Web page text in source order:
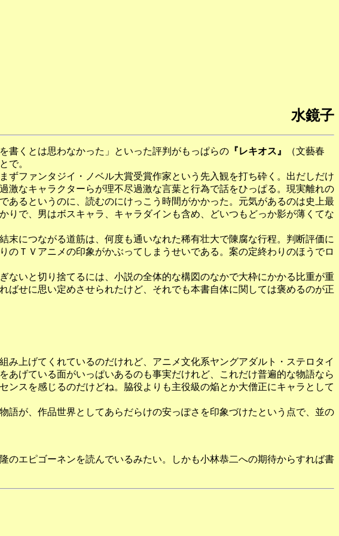
水鏡子
書くとは思わなかった」といった評判がもっぱらの 『レキオス』
（文藝春
で。
ファンタジイ・ノベル大賞受賞作家という先入観を打ち砕く。出だしだけ
なキャラクターらが理不尽過激な言葉と行為で話をひっぱる。現実離れの
るというのに、読むのにけっこう時間がかかった。元気があるのは史上最
で、男はボスキャラ、キャラダインも含め、どいつもどっか影が薄くてな
につながる道筋は、何度も通いなれた稀有壮大で陳腐な行程。判断評価に
ＴＶアニメの印象がかぶってしまうせいである。案の定終わりのほうでロ
いと切り捨てるには、小説の全体的な構図のなかで大枠にかかる比重が重
せに思い定めさせられたけど、それでも本書自体に関しては褒めるのが正
上げてくれているのだけれど、アニメ文化系ヤングアダルト・ステロタイ
げている面がいっぱいあるのも事実だけれど、これだけ普遍的な物語なら
スを感じるのだけどね。脇役よりも主役級の焔とか大僧正にキャラとして
が、作品世界としてあらだらけの安っぽさを印象づけたという点で、並の
エピゴーネンを読んでいるみたい。しかも小林恭二への期待からすれば書